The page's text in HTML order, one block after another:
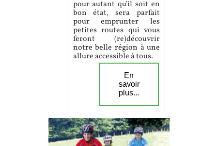
pour autant qu'il soit en
bon état, sera parfait
pour emprunter les
petites routes qui vous
feront (re)découvrir
notre belle région à une
allure accessible à tous.
En
savoir
plus...